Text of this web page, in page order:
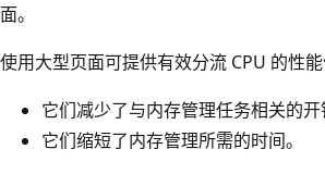
面。
使用大型页面可提供有效分流 CPU 的性能
它们减少了与内存管理任务相关的
它们缩短了内存管理所需的时间。